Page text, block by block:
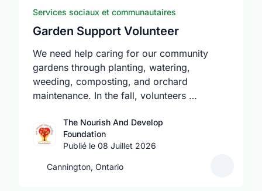
Services sociaux et communautaires
Garden Support Volunteer
We need help caring for our community
gardens through planting, watering,
weeding, composting, and orchard
maintenance. In the fall, volunteers …
The Nourish And Develop
Foundation
Publié le 08 Juillet 2026
Cannington, Ontario